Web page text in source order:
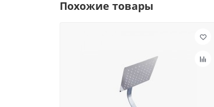
Похожие товары